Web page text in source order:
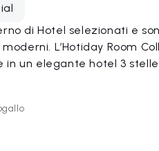
di Hotel selezionati e
L’Hotiday Room
in un elegante hotel 3